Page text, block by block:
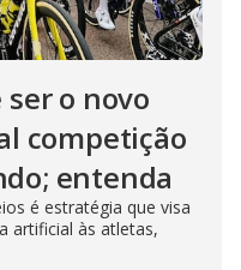
o novo
competição
entenda
é estratégia que visa
artificial às atletas,